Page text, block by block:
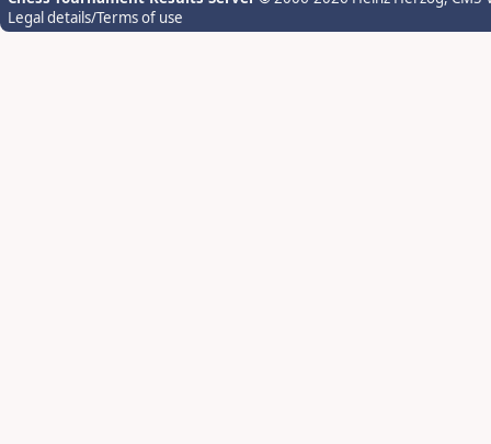
Legal details/Terms of use